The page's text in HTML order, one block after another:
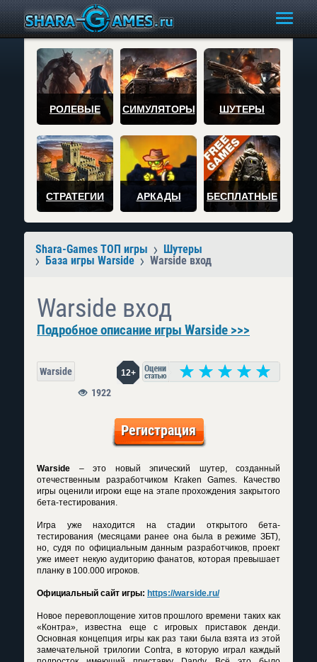
РОЛЕВЫЕ СИМУЛЯТОРЫ ШУТЕРЫ
СТРАТЕГИИ АРКАДЫ БЕСПЛАТНЫЕ
Shara-Games ТОП игры
Шутеры
База игры Warside
Warside вход
Warside вход
Подробное описание игры Warside >>>
Warside 12+
1922
Регистрация
Warside – это новый эпический шутер, созданный
отечественным разработчиком Kraken Games. Качество
игры оценили игроки еще на этапе прохождения закрытого
бета-тестирования.
Игра уже находится на стадии открытого бета-
тестирования (месяцами ранее она была в режиме ЗБТ),
но, судя по официальным данным разработчиков, проект
уже имеет некую аудиторию фанатов, которая превышает
планку в 100.000 игроков.
Официальный сайт игры: https://warside.ru/
Новое перевоплощение хитов прошлого времени таких как
«Контра», известна еще с игровых приставок денди.
Основная концепция игры как раз таки была взята из этой
замечательной трилогии Contra, в которую играл каждый